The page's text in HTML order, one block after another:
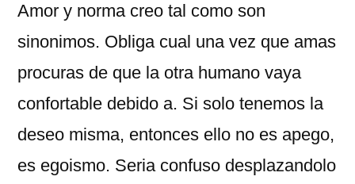
Amor y norma creo tal como son
sinonimos. Obliga cual una vez que amas
procuras de que la otra humano vaya
confortable debido a. Si solo tenemos la
deseo misma, entonces ello no es apego,
es egoismo. Seri­a confuso desplazandolo